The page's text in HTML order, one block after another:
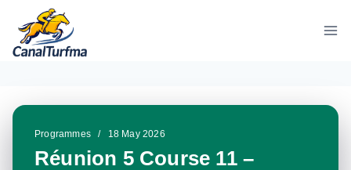
contenu
Programmes / 18 May 2026
Réunion 5 Course 11 –